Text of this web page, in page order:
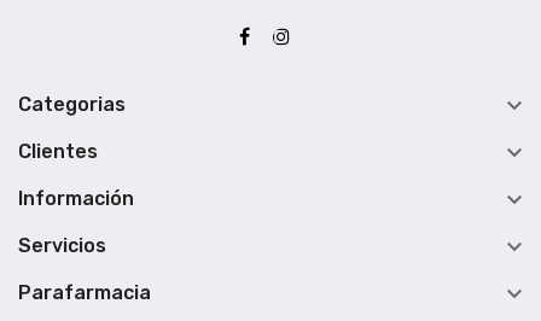
Categorias 
Clientes 
Información 
Servicios 
Parafarmacia 